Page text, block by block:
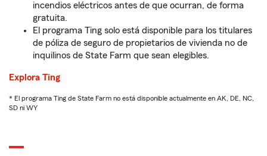
incendios eléctricos antes de que ocurran, de forma
gratuita.
El programa Ting solo está disponible para los titulares
de póliza de seguro de propietarios de vivienda no de
inquilinos de State Farm que sean elegibles.
Explora Ting
* El programa Ting de State Farm no está disponible actualmente en AK, DE, NC,
SD ni WY